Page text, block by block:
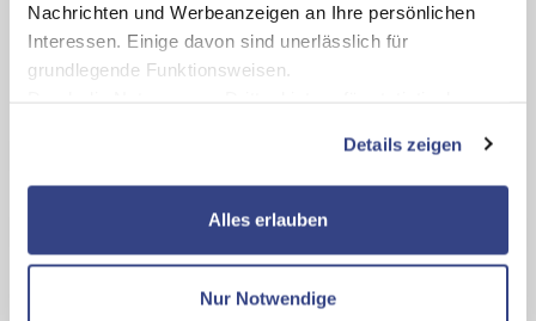
Nachrichten und Werbeanzeigen an Ihre persönlichen
Interessen. Einige davon sind unerlässlich für
grundlegende Funktionsweisen.
zusätzliche Dienste bzw. Technologien von Drittanbietern
nutzen und uns sowie Dritten weitere Personalisierungen
ermöglichen, dabei kommt es auch zu Übermittlungen
Datenschutzseite
Details zeigen
Alles erlauben
Nur Notwendige
Eden Park - RETRO CHIQUE HOTEL
Kundenbewertungen